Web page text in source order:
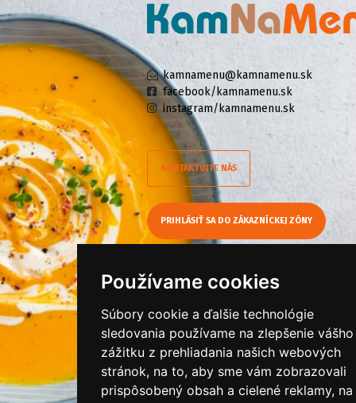
Používame cookies
Súbory cookie a ďalšie technológie
sledovania používame na zlepšenie vášho
zážitku z prehliadania našich webových
stránok, na to, aby sme vám zobrazovali
prispôsobený obsah a cielené reklamy, na
kamnamenu@kamnamenu.sk
facebook/kamnamenu.sk
instagram/kamnamenu.sk
KONTAKTUJTE NÁS
PRIHLÁSIŤ SA DO ZÁKAZNÍCKEJ ZÓNY
Ochrana osobných údajov
Cookies
Moje KamNaMenu
Pridať reštauráciu
Cenník balíkov